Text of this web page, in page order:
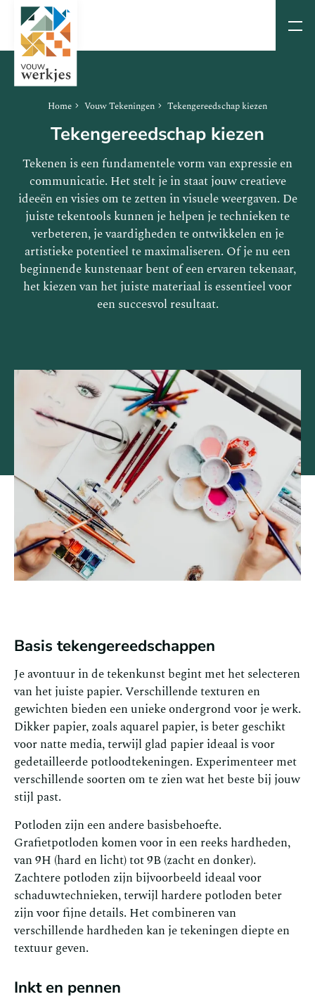
Home Vouw Tekeningen Tekengereedschap kiezen
Tekengereedschap kiezen
Tekenen is een fundamentele vorm van expressie en
communicatie. Het stelt je in staat jouw creatieve
ideeën en visies om te zetten in visuele weergaven. De
juiste tekentools kunnen je helpen je technieken te
verbeteren, je vaardigheden te ontwikkelen en je
artistieke potentieel te maximaliseren. Of je nu een
beginnende kunstenaar bent of een ervaren tekenaar,
het kiezen van het juiste materiaal is essentieel voor
een succesvol resultaat.
Basis tekengereedschappen
Je avontuur in de tekenkunst begint met het selecteren
van het juiste papier. Verschillende texturen en
gewichten bieden een unieke ondergrond voor je werk.
Dikker papier, zoals aquarel papier, is beter geschikt
voor natte media, terwijl glad papier ideaal is voor
gedetailleerde potloodtekeningen. Experimenteer met
verschillende soorten om te zien wat het beste bij jouw
stijl past.
Potloden zijn een andere basisbehoefte.
Grafietpotloden komen voor in een reeks hardheden,
van 9H (hard en licht) tot 9B (zacht en donker).
Zachtere potloden zijn bijvoorbeeld ideaal voor
schaduwtechnieken, terwijl hardere potloden beter
zijn voor fijne details. Het combineren van
verschillende hardheden kan je tekeningen diepte en
textuur geven.
Inkt en pennen